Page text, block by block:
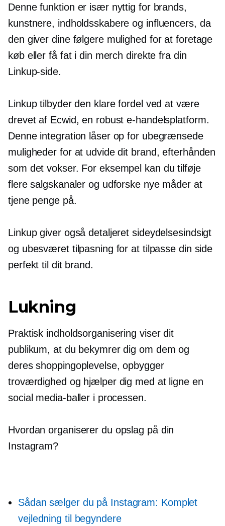
Denne funktion er især nyttig for brands,
kunstnere, indholdsskabere og influencers, da
den giver dine følgere mulighed for at foretage
køb eller få fat i din merch direkte fra din
Linkup-side.
Linkup tilbyder den klare fordel ved at være
drevet af Ecwid, en robust e-handelsplatform.
Denne integration låser op for ubegrænsede
muligheder for at udvide dit brand, efterhånden
som det vokser. For eksempel kan du tilføje
flere salgskanaler og udforske nye måder at
tjene penge på.
Linkup giver også detaljeret sideydelsesindsigt
og ubesværet tilpasning for at tilpasse din side
perfekt til dit brand.
Lukning
Praktisk indholdsorganisering viser dit
publikum, at du bekymrer dig om dem og
deres shoppingoplevelse, opbygger
troværdighed og hjælper dig med at ligne en
social media-baller i processen.
Hvordan organiserer du opslag på din
Instagram?
Sådan sælger du på Instagram: Komplet
vejledning til begyndere